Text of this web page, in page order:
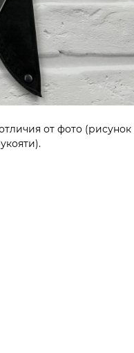
от фото (рисунок